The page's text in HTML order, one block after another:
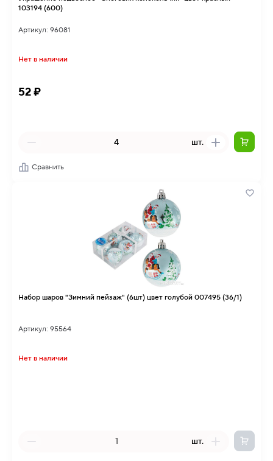
103194 (600)
Артикул: 96081
Нет в наличии
52 ₽
шт.
Сравнить
Набор шаров "Зимний пейзаж" (6шт) цвет голубой 007495 (36/1)
Артикул: 95564
Нет в наличии
шт.